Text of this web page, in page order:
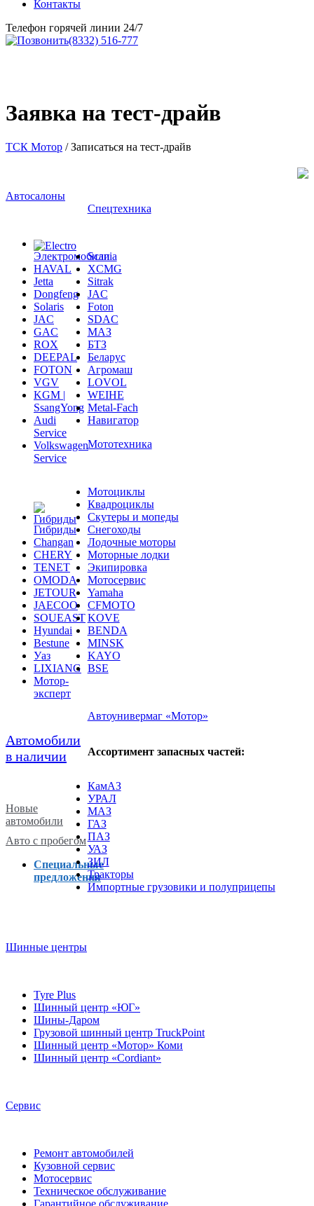
(8332) 516-777
Заявка на тест-драйв
Электромобили
HAVAL
Jetta
Dongfeng
Solaris
JAC
GAC
ROX
DEEPAL
FOTON
VGV
KGM |
SsangYong
Audi
Service
Volkswagen
Service
Гибриды
Changan
CHERY
TENET
OMODA
JETOUR
JAECOO
SOUEAST
Hyundai
Bestune
Уаз
LIXIANG
Мотор-
эксперт
в наличии
автомобили
Авто с пробегом
Специальные
предложения
XCMG
Sitrak
JAC
Foton
SDAC
МАЗ
БТЗ
Беларус
Агромаш
LOVOL
WEIHE
Metal-Fach
Навигатор
Квадроциклы
Скутеры и мопеды
Снегоходы
Лодочные моторы
Моторные лодки
Экипировка
Мотосервис
Yamaha
CFMOTO
KOVE
BENDA
MINSK
KAYO
BSE
УРАЛ
МАЗ
ГАЗ
ПАЗ
УАЗ
ЗИЛ
Тракторы
Импортные грузовики и полуприцепы
Шинный центр «ЮГ»
Шины-Даром
Грузовой шинный центр TruckPoint
Шинный центр «Мотор» Коми
Шинный центр «Cordiant»
Кузовной сервис
Мотосервис
Техническое обслуживание
Гарантийное обслуживание